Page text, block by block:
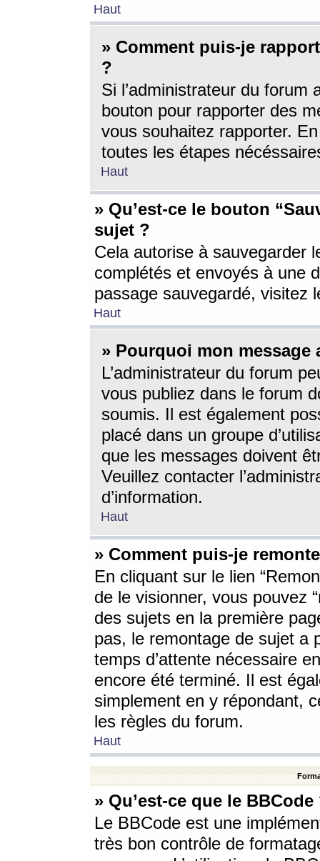
Haut
» Comment puis-je
?
Si l’administrateur du forum
bouton pour rapporter des
vous souhaitez rapporter.
toutes les étapes
Haut
» Qu’est-ce le bouton
sujet ?
Cela autorise à sauvegarder
complétés et envoyés à une
passage sauvegardé, visitez
Haut
» Pourquoi mon message
L’administrateur du forum
vous publiez dans le forum
soumis. Il est également
placé dans un groupe
que les messages doivent
Veuillez contacter
d’information.
Haut
» Comment puis-je
En cliquant sur le lien
de le visionner, vous pouvez
des sujets en la première
pas, le remontage de sujet a
temps d’attente nécessaire
encore été terminé. Il est
simplement en y répondant,
les règles du forum.
Haut
» Qu’est-ce que le BBCode
Le BBCode est une
très bon contrôle de